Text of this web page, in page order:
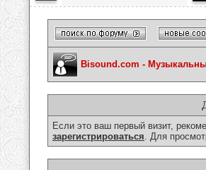
Bisound.com -
Если это ваш первый визит,
зарегистрироваться. Для